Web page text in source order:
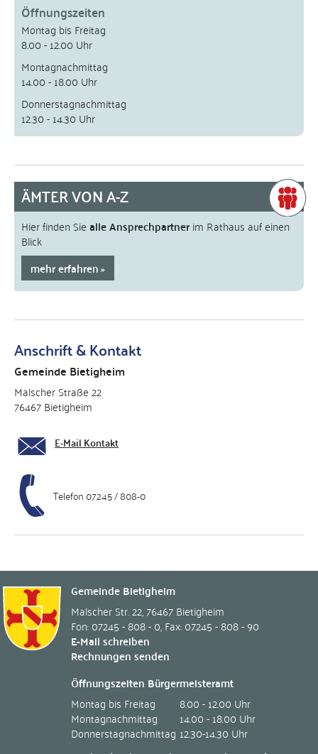
Öffnungszeiten
Montag bis Freitag
8.00 - 12.00 Uhr
Montagnachmittag
14.00 - 18.00 Uhr
Donnerstagnachmittag
12.30 - 14.30 Uhr
ÄMTER VON A-Z
Hier finden Siealle Ansprechpartnerim Rathaus auf einen
Blick
mehr erfahren
Anschrift & Kontakt
Gemeinde Bietigheim
Malscher Straße 22
76467 Bietigheim
E-Mail Kontakt
Telefon 07245 / 808-0
Gemeinde Bietigheim
Malscher Str. 22,76467Bietigheim
Fon: 07245 - 808 - 0,Fax: 07245 - 808 - 90
E-Mail schreiben
Rechnungen senden
Öffnungszeiten Bürgermeisteramt
Montag bis Freitag
8.00 - 12.00 Uhr
Montagnachmittag
14.00 - 18.00 Uhr
Donnerstagnachmittag 12.30-14.30 Uhr